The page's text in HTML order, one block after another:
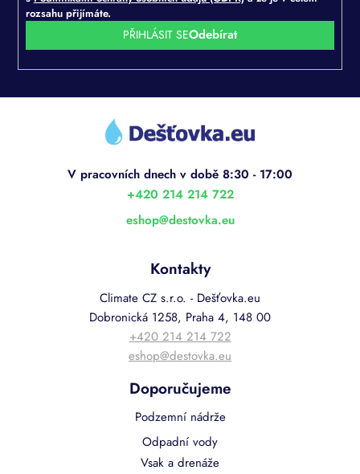
rozsahu přijímáte.
PŘIHLÁSIT SE
Z
eshop@destovka.eu
+420 214 214 722
Kontakty
Climate CZ s.r.o. - Dešťovka.eu
Dobronická 1258, Praha 4, 148 00
+420 214 214 722
eshop@destovka.eu
Doporučujeme
Podzemní nádrže
Odpadní vody
Vsak a drenáže